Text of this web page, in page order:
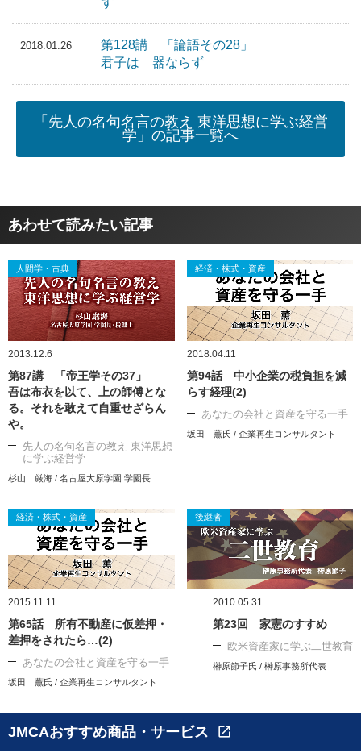
2018.01.26
第128講 「論語その28」
君子は 器ならず
「先人の名句名言の教え 東洋思想に学ぶ経営
学」の記事一覧へ
あわせて読みたい記事
人間学・古典
2013.12.6
第87講 「帝王学その37」
吾は布衣を以て、上の師傅とな
る。それを敢えて自重せざらん
や。
先人の名句名言の教え 東洋思想
に学ぶ経営学
杉山 厳海 / 名古屋大原学園 学園長
経済・株式・資産
2018.04.11
第94話 中小企業の税負担を減
らす経理(2)
あなたの会社と資産を守る一手
坂田 薫氏 / 企業再生コンサルタント
経済・株式・資産
2015.11.11
第65話 所有不動産に仮差押・
差押をされたら…(2)
あなたの会社と資産を守る一手
坂田 薫氏 / 企業再生コンサルタント
後継者
2010.05.31
第23回 家憲のすすめ
欧米資産家に学ぶ二世教育
榊原節子氏 / 榊原事務所代表
JMCAおすすめ商品・サービス open_in_new